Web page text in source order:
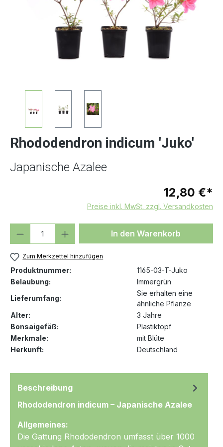
Rhododendron indicum 'Juko'
Japanische Azalee
12,80 €*
Preise inkl. MwSt. zzgl. Versandkosten
Produkt Anzahl: Gib denIn den Warenkorb
Zum Merkzettel hinzufügen
Produktnummer:
1165-03-T-Juko
Belaubung:
Immergrün
Lieferumfang:
Sie erhalten eine
ähnliche Pflanze
Alter:
3 Jahre
Bonsaigefäß:
Plastiktopf
Merkmale:
mit Blüte
Herkunft:
Deutschland
Beschreibung
Rhododendron indicum – Japanische Azalee
Allgemeines:
Die Gattung Rhododendron umfasst über 1000